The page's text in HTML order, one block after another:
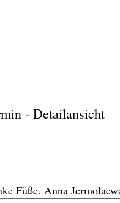
- Detailansicht
Füße. Anna